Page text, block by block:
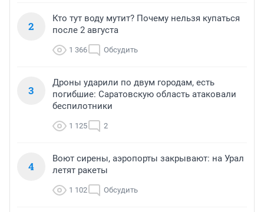
2
Кто тут воду мутит? Почему нельзя купаться
после 2 августа
1 366 Обсудить
3
Дроны ударили по двум городам, есть
погибшие: Саратовскую область атаковали
беспилотники
1 125 2
4
Воют сирены, аэропорты закрывают: на Урал
летят ракеты
1 102 Обсудить